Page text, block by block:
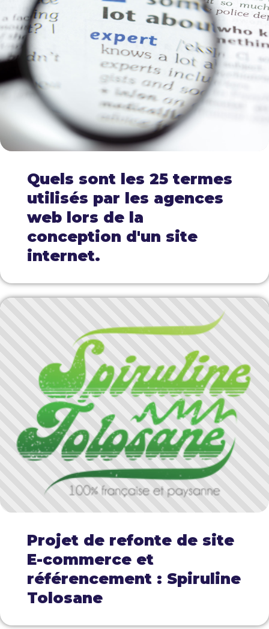
Quels sont les 25 termes
utilisés par les agences
web lors de la
conception d'un site
internet.
Projet de refonte de site
E-commerce et
référencement : Spiruline
Tolosane